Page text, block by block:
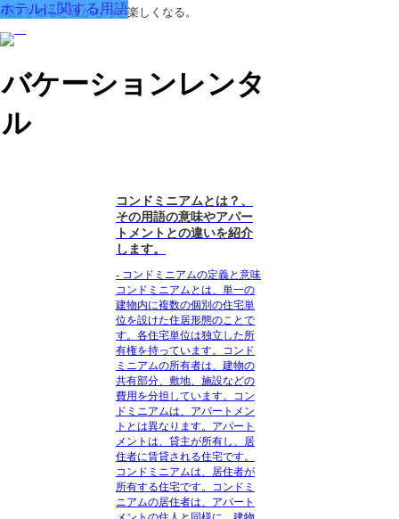
用語を知ると旅がもっと楽しくなる。
バケーションレンタ
ル
ホテルに関する用語
コンドミニアムとは？、
その用語の意味やアパー
トメントとの違いを紹介
します。
- コンドミニアムの定義と意味
コンドミニアムとは、単一の
建物内に複数の個別の住宅単
位を設けた住居形態のことで
す。各住宅単位は独立した所
有権を持っています。コンド
ミニアムの所有者は、建物の
共有部分、敷地、施設などの
費用を分担しています。コン
ドミニアムは、アパートメン
トとは異なります。アパート
メントは、貸主が所有し、居
住者に賃貸される住宅です。
コンドミニアムは、居住者が
所有する住宅です。コンドミ
ニアムの居住者は、アパート